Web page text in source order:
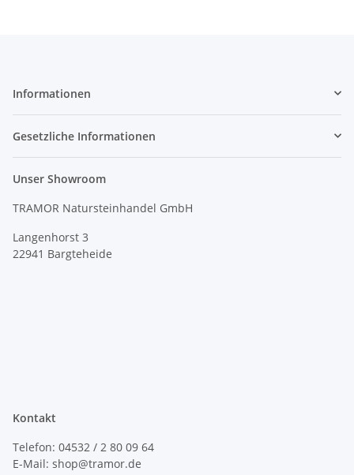
Informationen
Gesetzliche Informationen
Unser Showroom
TRAMOR Natursteinhandel GmbH
Langenhorst 3
22941 Bargteheide
Kontakt
Telefon: 04532 / 2 80 09 64
E-Mail: shop@tramor.de